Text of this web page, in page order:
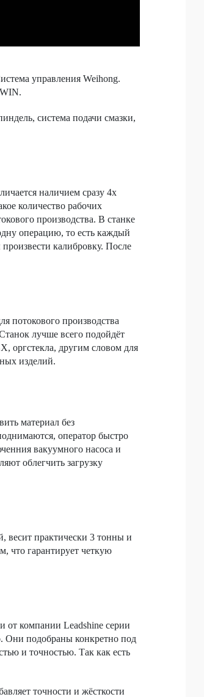
управления Weihong.
система подачи смазки,
наличием сразу 4х
количество рабочих
производства. В станке
операцию, то есть каждый
калибровку. После
потокового производства
лучше всего подойдёт
другим словом для
изделий.
материал без
оператор быстро
вакуумного насоса и
облегчить загрузку
весит практически 3 тонны и
что гарантирует четкую
от компании Leadshine серии
Они подобраны конкретно под
и точностью. Так как есть
точности и жёсткости